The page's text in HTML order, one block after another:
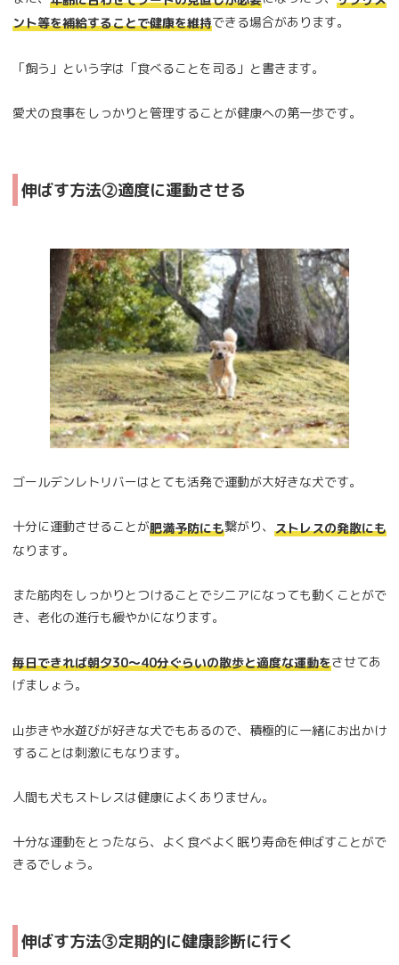
ント等を補給することで健康を維持できる場合があります。
「飼う」という字は「食べることを司る」と書きます。
愛犬の食事をしっかりと管理することが健康への第一歩です。
伸ばす方法②適度に運動させる
ゴールデンレトリバーはとても活発で運動が大好きな犬です。
十分に運動させることが肥満予防にも繋がり、 ストレスの発散にも
なります。
また筋肉をしっかりとつけることでシニアになっても動くことがで
き、老化の進行も緩やかになります。
毎日できれば朝夕30～40分ぐらいの散歩と適度な運動をさせてあ
げましょう。
山歩きや水遊びが好きな犬でもあるので、積極的に一緒にお出かけ
することは刺激にもなります。
人間も犬もストレスは健康によくありません。
十分な運動をとったなら、よく食べよく眠り寿命を伸ばすことがで
きるでしょう。
伸ばす方法③定期的に健康診断に行く